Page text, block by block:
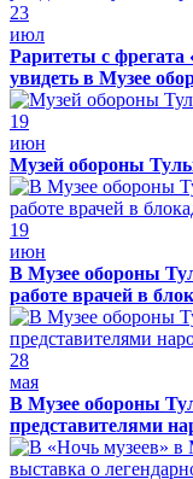
23
июл
Раритеты с
увидеть в Музее
19
июн
Музей обороны Тулы
19
июн
В Музее обороны
работе врачей в
28
мая
В Музее обороны
представителями